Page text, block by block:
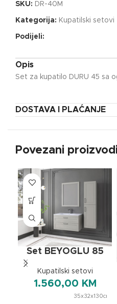
SKU: DR-40M
Kategorija: Kupatilski setovi
Podijeli:
Opis
Set za kupatilo DURU 45 sa
DOSTAVA I PLAĆANJE
Povezani proizvodi
Set BEYOGLU 85
Kupatilski setovi
1.560,00 KM
35x32x130cm